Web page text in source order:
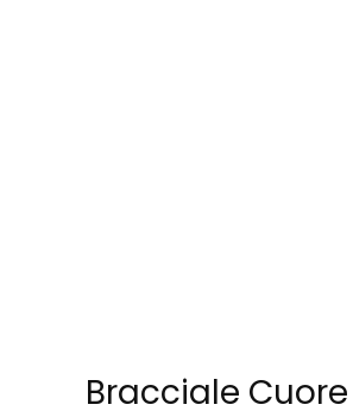
Bracciale Cuore